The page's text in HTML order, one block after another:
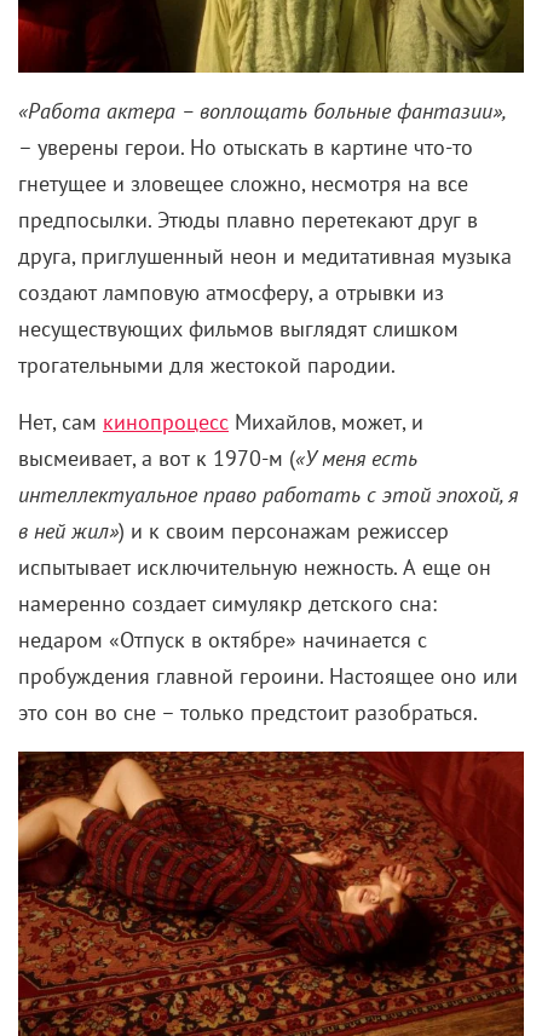
«Работа актера – воплощать больные фантазии»,
– уверены герои. Но отыскать в картине что-то
гнетущее и зловещее сложно, несмотря на все
предпосылки. Этюды плавно перетекают друг в
друга, приглушенный неон и медитативная музыка
создают ламповую атмосферу, а отрывки из
несуществующих фильмов выглядят слишком
трогательными для жестокой пародии.
Нет, сам кинопроцесс Михайлов, может, и
высмеивает, а вот к 1970-м («У меня есть
интеллектуальное право работать с этой эпохой, я
в ней жил») и к своим персонажам режиссер
испытывает исключительную нежность. А еще он
намеренно создает симулякр детского сна:
недаром «Отпуск в октябре» начинается с
пробуждения главной героини. Настоящее оно или
это сон во сне – только предстоит разобраться.